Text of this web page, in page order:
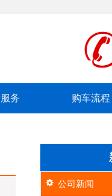
务 购车流程
公司新闻